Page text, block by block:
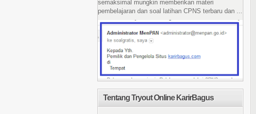
semaksimal mungkin memberikan materi
pembelajaran dan soal latihan CPNS terbaru dan ...
Tentang Tryout Online KarirBagus